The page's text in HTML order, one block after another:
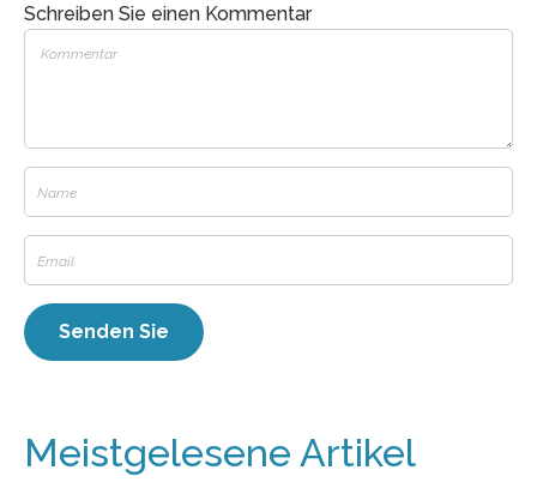
Schreiben Sie einen Kommentar
Meistgelesene Artikel